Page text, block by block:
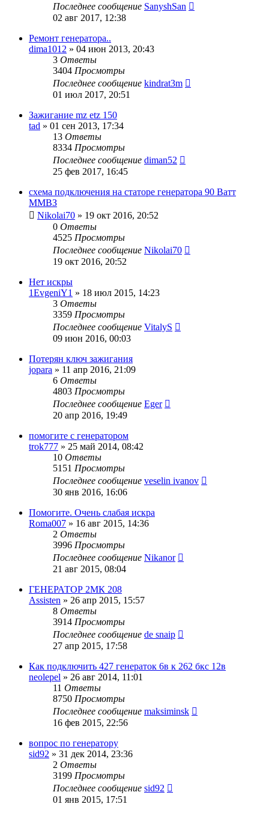
Последнее сообщение SanyshSan
02 авг 2017, 12:38
Ремонт генератора..
dima1012 » 04 июн 2013, 20:43
3 Ответы
3404 Просмотры
Последнее сообщение kindrat3m
01 июл 2017, 20:51
Зажигание mz etz 150
tad » 01 сен 2013, 17:34
13 Ответы
8334 Просмотры
Последнее сообщение diman52
25 фев 2017, 16:45
схема подключения на статоре генератора 90 Ватт
ММВЗ
Nikolai70 » 19 окт 2016, 20:52
0 Ответы
4525 Просмотры
Последнее сообщение Nikolai70
19 окт 2016, 20:52
Нет искры
1EvgeniY1 » 18 июл 2015, 14:23
3 Ответы
3359 Просмотры
Последнее сообщение VitalyS
09 июн 2016, 00:03
Потерян ключ зажигания
jopara » 11 апр 2016, 21:09
6 Ответы
4803 Просмотры
Последнее сообщение Eger
20 апр 2016, 19:49
помогите с генератором
trok777 » 25 май 2014, 08:42
10 Ответы
5151 Просмотры
Последнее сообщение veselin ivanov
30 янв 2016, 16:06
Помогите. Очень слабая искра
Roma007 » 16 авг 2015, 14:36
2 Ответы
3996 Просмотры
Последнее сообщение Nikanor
21 авг 2015, 08:04
ГЕНЕРАТОР 2МК 208
Assisten » 26 апр 2015, 15:57
8 Ответы
3914 Просмотры
Последнее сообщение de snaip
27 апр 2015, 17:58
Как подключить 427 генераток 6в к 262 бкс 12в
neolepel » 26 авг 2014, 11:01
11 Ответы
8750 Просмотры
Последнее сообщение maksiminsk
16 фев 2015, 22:56
вопрос по генератору
sid92 » 31 дек 2014, 23:36
2 Ответы
3199 Просмотры
Последнее сообщение sid92
01 янв 2015, 17:51